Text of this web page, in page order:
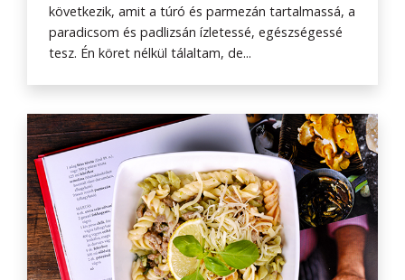
következik, amit a túró és parmezán tartalmassá, a
paradicsom és padlizsán ízletessé, egészségessé
tesz. Én köret nélkül tálaltam, de...